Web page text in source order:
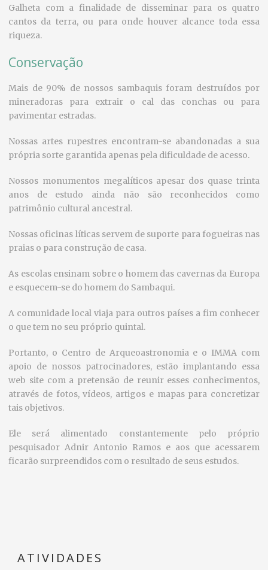
Galheta com a finalidade de disseminar para os quatro
cantos da terra, ou para onde houver alcance toda essa
riqueza.
Conservação
Mais de 90% de nossos sambaquis foram destruídos por
mineradoras para extrair o cal das conchas ou para
pavimentar estradas.
Nossas artes rupestres encontram-se abandonadas a sua
própria sorte garantida apenas pela dificuldade de acesso.
Nossos monumentos megalíticos apesar dos quase trinta
anos de estudo ainda não são reconhecidos como
patrimônio cultural ancestral.
Nossas oficinas líticas servem de suporte para fogueiras nas
praias o para construção de casa.
As escolas ensinam sobre o homem das cavernas da Europa
e esquecem-se do homem do Sambaqui.
A comunidade local viaja para outros países a fim conhecer
o que tem no seu próprio quintal.
Portanto, o Centro de Arqueoastronomia e o IMMA com
apoio de nossos patrocinadores, estão implantando essa
web site com a pretensão de reunir esses conhecimentos,
através de fotos, vídeos, artigos e mapas para concretizar
tais objetivos.
Ele será alimentado constantemente pelo próprio
pesquisador Adnir Antonio Ramos e aos que acessarem
ficarão surpreendidos com o resultado de seus estudos.
ATIVIDADES